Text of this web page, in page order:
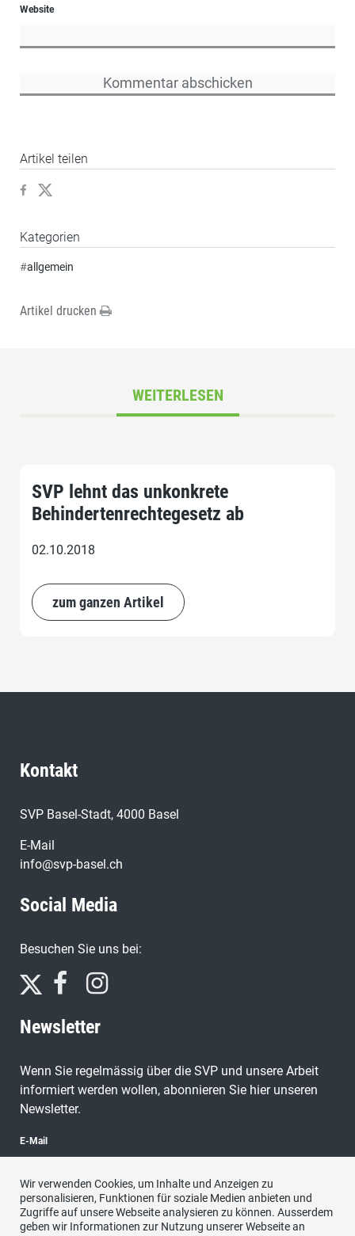
Website
Artikel teilen
Kategorien
#allgemein
Artikel drucken
WEITERLESEN
SVP lehnt das unkonkrete
Behindertenrechtegesetz ab
02.10.2018
zum ganzen Artikel
Kontakt
SVP Basel-Stadt, 4000 Basel
E-Mail
info@svp-basel.ch
Social Media
Besuchen Sie uns bei:
Newsletter
Wenn Sie regelmässig über die SVP und unsere Arbeit
informiert werden wollen, abonnieren Sie hier unseren
Newsletter.
E-Mail
abonnieren
Wir verwenden Cookies, um Inhalte und Anzeigen zu
personalisieren, Funktionen für soziale Medien anbieten und
Zugriffe auf unsere Webseite analysieren zu können. Ausserdem
geben wir Informationen zur Nutzung unserer Webseite an